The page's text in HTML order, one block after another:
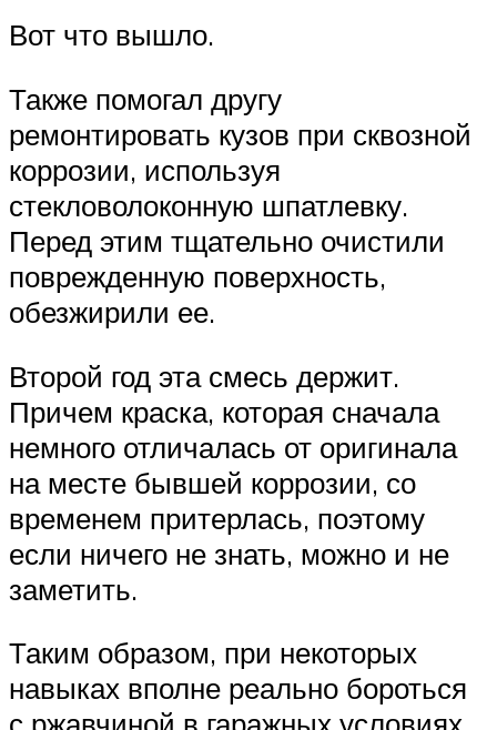
Вот что вышло.
Также помогал другу
ремонтировать кузов при сквозной
коррозии, используя
стекловолоконную шпатлевку.
Перед этим тщательно очистили
поврежденную поверхность,
обезжирили ее.
Второй год эта смесь держит.
Причем краска, которая сначала
немного отличалась от оригинала
на месте бывшей коррозии, со
временем притерлась, поэтому
если ничего не знать, можно и не
заметить.
Таким образом, при некоторых
навыках вполне реально бороться